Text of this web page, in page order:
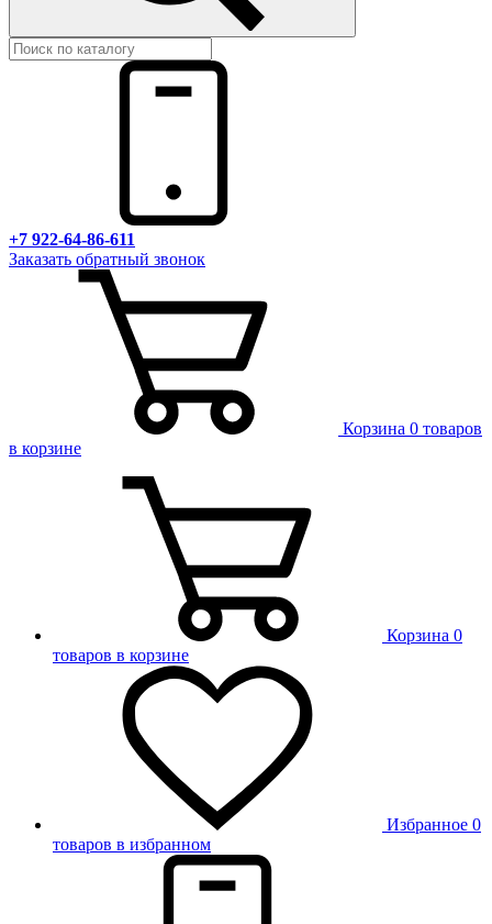
+7 922-64-86-611
Заказать обратный звонок
Корзина 0 товаров
в корзине
Корзина 0
товаров в корзине
Избранное 0
товаров в избранном